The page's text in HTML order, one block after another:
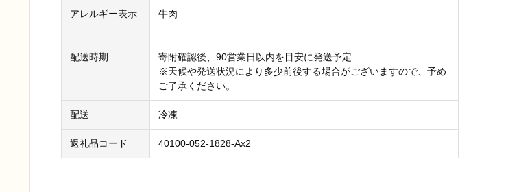
アレルギー表示 牛肉
配送時期
寄附確認後、90営業日以内を目安に発送予定
※天候や発送状況により多少前後する場合がございますので、予め
ご了承ください。
配送 冷凍
返礼品コード 40100-052-1828-Ax2